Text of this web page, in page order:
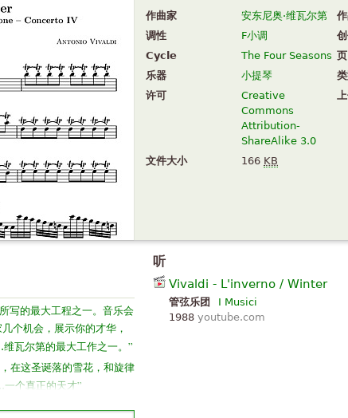
作曲家 安东尼奥·维瓦尔第
调性
F小调
Cycle
The Four Seasons 页
乐器
小提琴
许可
Creative
Commons
Attribution-
ShareAlike 3.0
文件大小 166 KB
听
Vivaldi - L'inverno / Winter
管弦乐团
I Musici
1988 youtube.com
写的最大工程之一。音乐会
个机会，展示你的才华，
瓦尔第的最大工作之一。 ”
在这圣诞落的雪花，和旋律
一个真正的天才”
如果我知道如何演奏小提